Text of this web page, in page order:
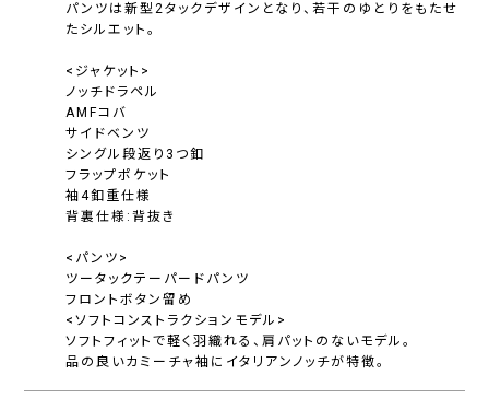
パンツは新型2タックデザインとなり、若干のゆとりをもたせ
たシルエット。
<ジャケット>
ノッチドラペル
AMFコバ
サイドベンツ
シングル段返り3つ釦
フラップポケット
袖4釦重仕様
背裏仕様:背抜き
<パンツ>
ツータックテーパードパンツ
フロントボタン留め
<ソフトコンストラクションモデル>
ソフトフィットで軽く羽織れる、肩パットのないモデル。
品の良いカミーチャ袖にイタリアンノッチが特徴。